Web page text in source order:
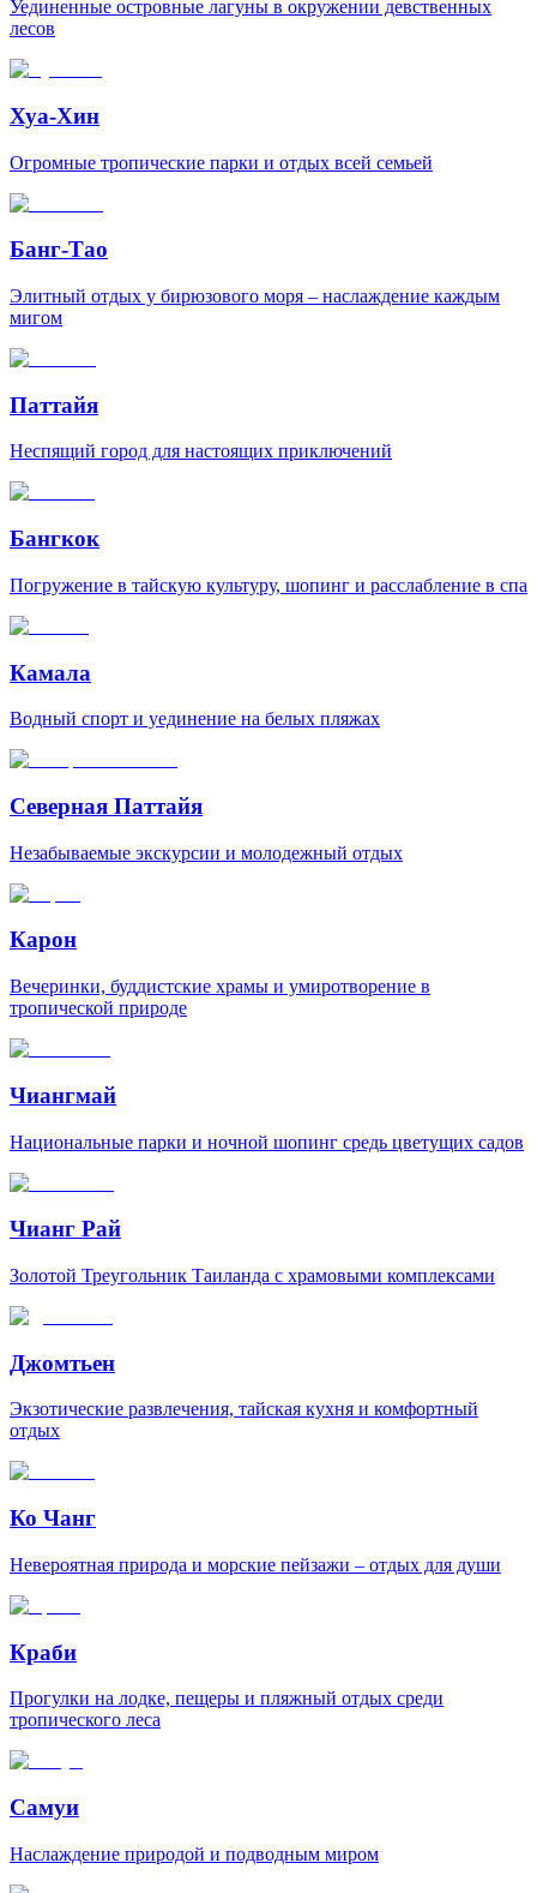
Уединенные островные лагуны в окружении девственных
лесов
Хуа-Хин
Огромные тропические парки и отдых всей семьей
Банг-Тао
Элитный отдых у бирюзового моря – наслаждение каждым
мигом
Паттайя
Неспящий город для настоящих приключений
Бангкок
Погружение в тайскую культуру, шопинг и расслабление в спа
Камала
Водный спорт и уединение на белых пляжах
Северная Паттайя
Незабываемые экскурсии и молодежный отдых
Карон
Вечеринки, буддистские храмы и умиротворение в
тропической природе
Чиангмай
Национальные парки и ночной шопинг средь цветущих садов
Чианг Рай
Золотой Треугольник Таиланда с храмовыми комплексами
Джомтьен
Экзотические развлечения, тайская кухня и комфортный
отдых
Ко Чанг
Невероятная природа и морские пейзажи – отдых для души
Краби
Прогулки на лодке, пещеры и пляжный отдых среди
тропического леса
Самуи
Наслаждение природой и подводным миром